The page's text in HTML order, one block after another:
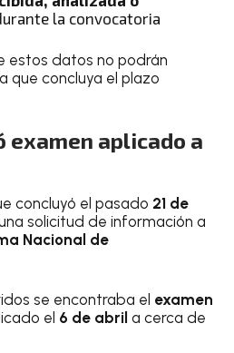
la convocatoria
estos datos no podrán
que concluya el plazo
examen aplicado a
concluyó el pasado 21 de
solicitud de información a
Nacional de
se encontraba el examen
el 6 de abril a cerca de